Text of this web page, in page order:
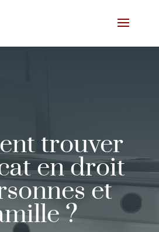
trouver
en droit
et
?